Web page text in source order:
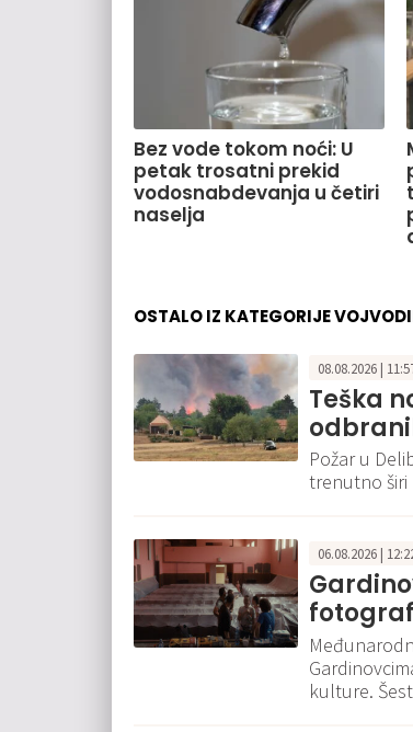
Bez vode tokom noći: U
petak trosatni prekid
vodosnabdevanja u četiri
naselja
OSTALO IZ KATEGORIJE
08.08.2026 |
Teška
Požar u
trenutno
06.08.2026 |
kulture.